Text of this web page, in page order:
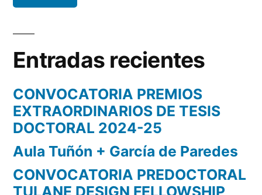
Entradas recientes
CONVOCATORIA PREMIOS
EXTRAORDINARIOS DE TESIS
DOCTORAL 2024-25
Aula Tuñón + García de Paredes
CONVOCATORIA PREDOCTORAL